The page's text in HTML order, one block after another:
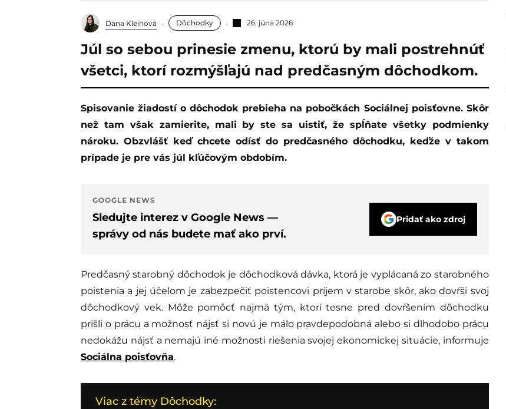
Dana Kleinová Dôchodky 26. júna 2026
Júl so sebou prinesie zmenu, ktorú by mali postrehnúť
všetci, ktorí rozmýšľajú nad predčasným dôchodkom.
Spisovanie žiadostí o dôchodok prebieha na pobočkách Sociálnej poisťovne. Skôr
než tam však zamierite, mali by ste sa uistiť, že spĺňate všetky podmienky
nároku. Obzvlášť keď chcete odísť do predčasného dôchodku, keďže v takom
prípade je pre vás júl kľúčovým obdobím.
GOOGLE NEWS
Sledujte interez v Google News —
správy od nás budete mať ako prví.
Pridať ako zdroj
Predčasný starobný dôchodok je dôchodková dávka, ktorá je vyplácaná zo starobného
poistenia a jej účelom je zabezpečiť poistencovi príjem v starobe skôr, ako dovŕši svoj
dôchodkový vek. Môže pomôcť najmä tým, ktorí tesne pred dovŕšením dôchodku
prišli o prácu a možnosť nájsť si novú je málo pravdepodobná alebo si dlhodobo prácu
nedokážu nájsť a nemajú iné možnosti riešenia svojej ekonomickej situácie, informuje
Sociálna poisťovňa.
Viac z témy Dôchodky: